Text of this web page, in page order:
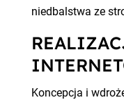
niedbalstwa ze
Koncepcja i